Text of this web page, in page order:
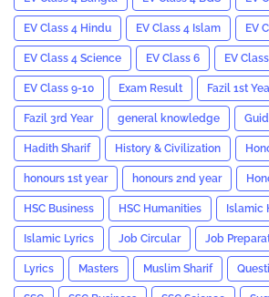
EV Class 4 Hindu EV Class 4 Islam EV
EV Class 4 Science EV Class 6 EV
EV Class 9-10 Exam Result Fazil 1st
Fazil 3rd Year general knowledge
Hadith Sharif History & Civilization
honours 1st year honours 2nd year
HSC Business HSC Humanities Islamic
Islamic Lyrics Job Circular Job
Lyrics Masters Muslim Sharif